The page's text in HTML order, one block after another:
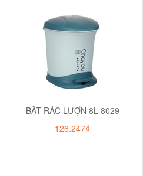
BẬT RÁC LƯỢN 8L 8029
126.247₫